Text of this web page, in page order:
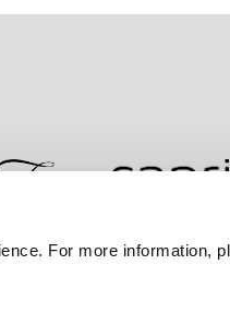
For more information,